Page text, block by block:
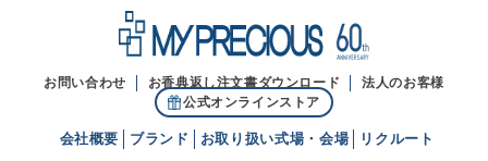
お問い合わせ お香典返し注文書ダウンロード
法人のお客様
公式オンラインストア
会社概要 ブランド お取り扱い式場・会場 リクルート
お問い合わせ